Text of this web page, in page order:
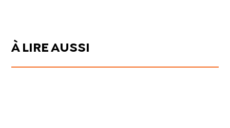
À LIRE AUSSI